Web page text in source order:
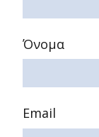
Όνομα
Email